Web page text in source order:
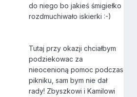
do niego bo jakieś śmigiełko
rozdmuchiwało iskierki :-)
Tutaj przy okazji chciałbym
podziekowac za
nieocenioną pomoc podczas
pikniku, sam bym nie dał
rady! Zbyszkowi i Kamilowi